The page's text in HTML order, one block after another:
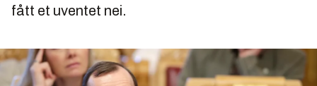
fått et uventet nei.